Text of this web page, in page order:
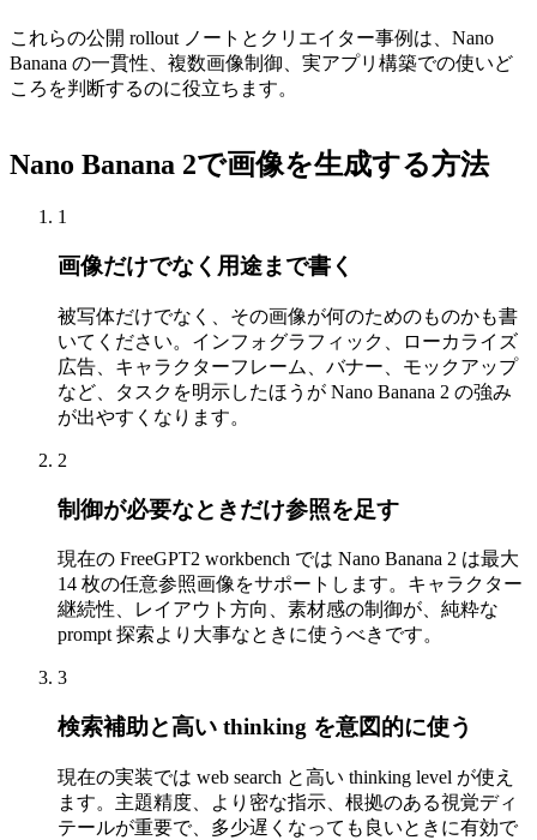
これらの公開 rollout ノートとクリエイター事例は、Nano
Banana の一貫性、複数画像制御、実アプリ構築での使いど
ころを判断するのに役立ちます。
Nano Banana 2で画像を生成する方法
1
画像だけでなく用途まで書く
被写体だけでなく、その画像が何のためのものかも書
いてください。インフォグラフィック、ローカライズ
広告、キャラクターフレーム、バナー、モックアップ
など、タスクを明示したほうが Nano Banana 2 の強み
が出やすくなります。
2
制御が必要なときだけ参照を足す
現在の FreeGPT2 workbench では Nano Banana 2 は最大
14 枚の任意参照画像をサポートします。キャラクター
継続性、レイアウト方向、素材感の制御が、純粋な
prompt 探索より大事なときに使うべきです。
3
検索補助と高い thinking を意図的に使う
現在の実装では web search と高い thinking level が使え
ます。主題精度、より密な指示、根拠のある視覚ディ
テールが重要で、多少遅くなっても良いときに有効で